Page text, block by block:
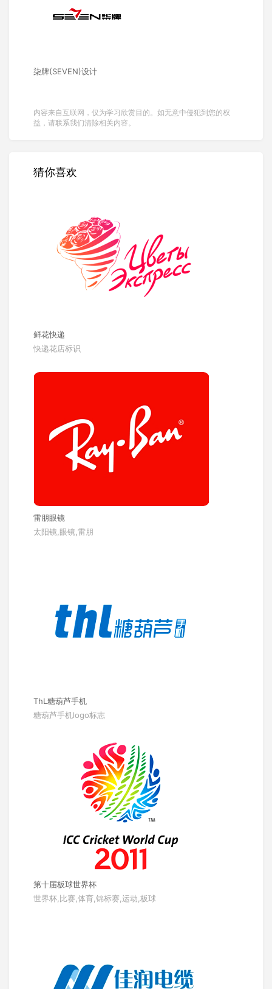
柒牌(SEVEN)设计
内容来自互联网，仅为学习欣赏目的。如无意中侵犯到您的权
益，请联系我们清除相关内容。
猜你喜欢
鲜花快递
快递花店标识
雷朋眼镜
太阳镜,眼镜,雷朋
ThL糖葫芦手机
糖葫芦手机logo标志
第十届板球世界杯
世界杯,比赛,体育,锦标赛,运动,板球